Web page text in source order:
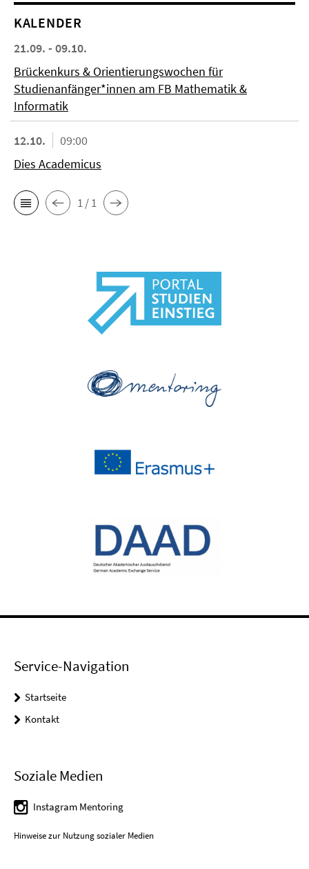
KALENDER
21.09. - 09.10.
Brückenkurs & Orientierungswochen für
Studienanfänger*innen am FB Mathematik &
Informatik
12.10.
09:00
Dies Academicus
1 / 1
Service-Navigation
Startseite
Kontakt
Soziale Medien
Instagram Mentoring
Hinweise zur Nutzung sozialer Medien